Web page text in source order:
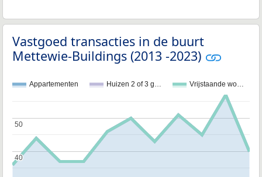
Vastgoed transacties in de buurt
Mettewie-Buildings (2013 -2023)
Appartementen Huizen 2 of 3 g… Vrijstaande wo…
40
40
50
50